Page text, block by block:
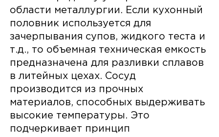
области металлургии. Если кухонный
половник используется для
зачерпывания супов, жидкого теста и
т.д., то объемная техническая емкость
предназначена для разливки сплавов
в литейных цехах. Сосуд
производится из прочных
материалов, способных выдерживать
высокие температуры. Это
подчеркивает принцип